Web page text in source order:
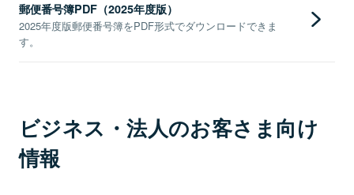
郵便番号簿PDF（2025年度版）
2025年度版郵便番号簿をPDF形式でダウンロードできま
す。
ビジネス・法人のお客さま向け
情報